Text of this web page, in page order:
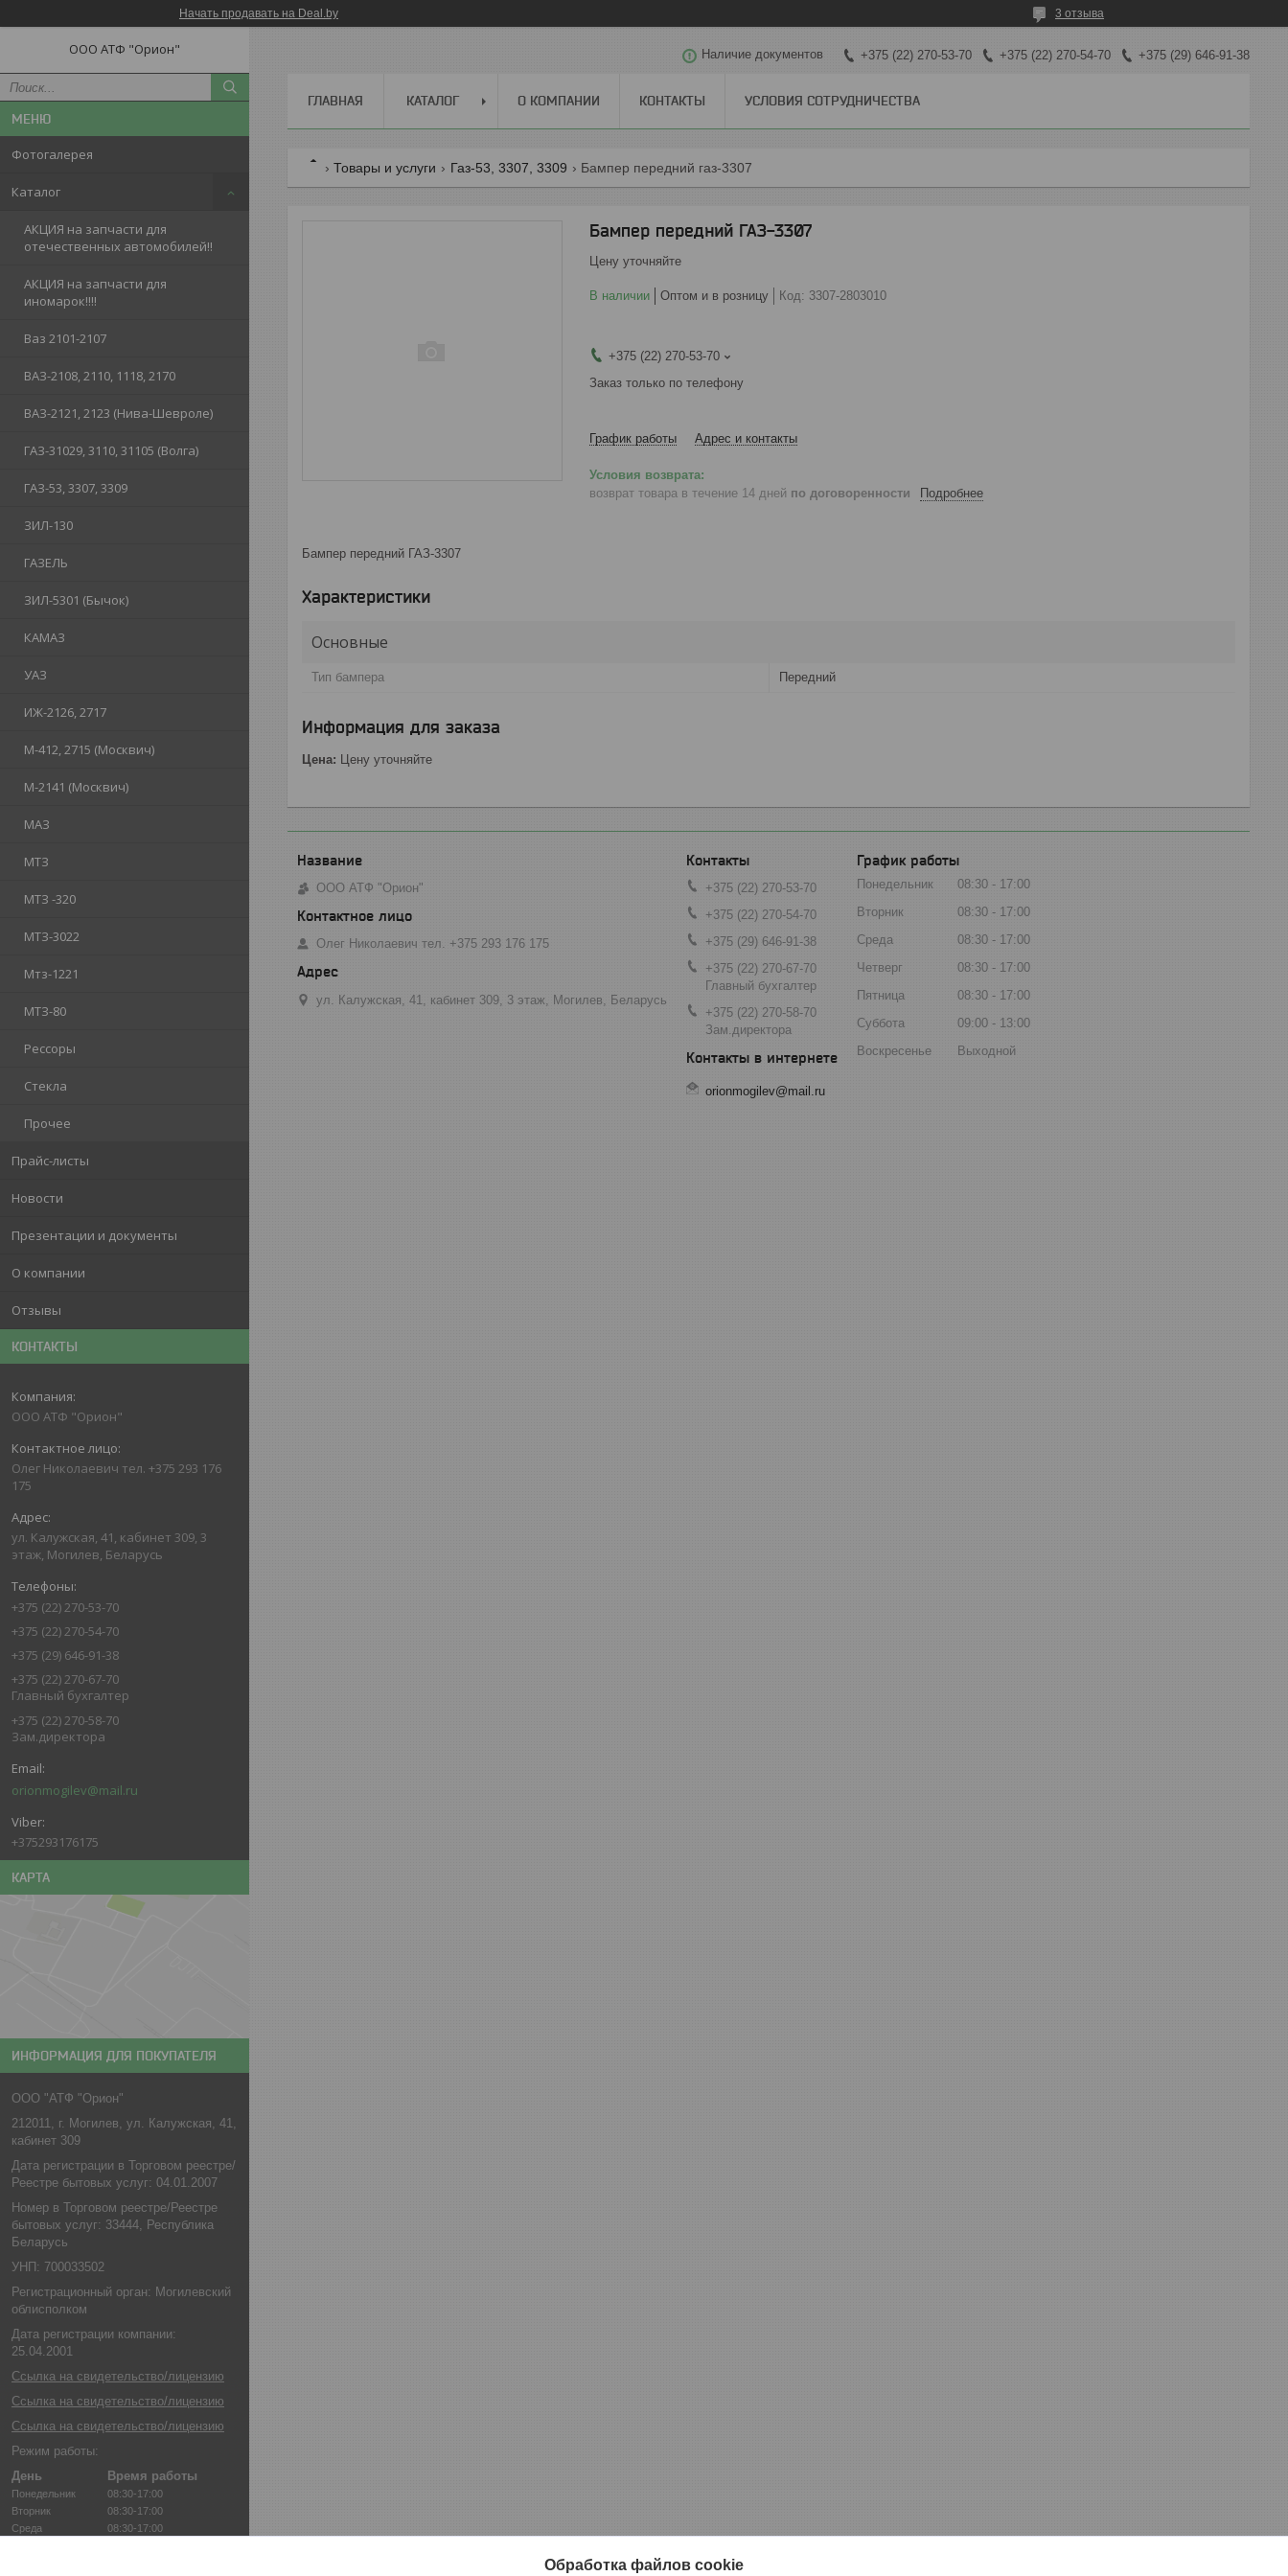
Начать продавать на Deal.by 3 отзыва
ООО АТФ "Орион"
Фотогалерея
Каталог
АКЦИЯ на запчасти для
отечественных автомобилей!!
АКЦИЯ на запчасти для
иномарок!!!!
Ваз 2101-2107
ВАЗ-2108, 2110, 1118, 2170
ВАЗ-2121, 2123 (Нива-Шевроле)
ГАЗ-31029, 3110, 31105 (Волга)
ГАЗ-53, 3307, 3309
ЗИЛ-130
ГАЗЕЛЬ
ЗИЛ-5301 (Бычок)
КАМАЗ
УАЗ
ИЖ-2126, 2717
М-412, 2715 (Москвич)
М-2141 (Москвич)
МАЗ
МТЗ
МТЗ -320
МТЗ-3022
Мтз-1221
МТЗ-80
Рессоры
Стекла
Прочее
Прайс-листы
Новости
Презентации и документы
О компании
Отзывы
КОНТАКТЫ
ООО АТФ "Орион"
Олег Николаевич тел. +375 293 176
175
ул. Калужская, 41, кабинет 309, 3
этаж, Могилев, Беларусь
+375 (22) 270-53-70
+375 (22) 270-54-70
+375 (29) 646-91-38
+375 (22) 270-67-70
Главный бухгалтер
+375 (22) 270-58-70
Зам.директора
orionmogilev@mail.ru
+375293176175
КАРТА
ИНФОРМАЦИЯ ДЛЯ ПОКУПАТЕЛЯ
ООО "АТФ "Орион"
212011, г. Могилев, ул. Калужская, 41,
кабинет 309
Дата регистрации в Торговом реестре/
Реестре бытовых услуг: 04.01.2007
Номер в Торговом реестре/Реестре
бытовых услуг: 33444, Республика
Беларусь
УНП: 700033502
Регистрационный орган: Могилевский
облисполком
Дата регистрации компании:
25.04.2001
Ссылка на свидетельство/лицензию
Ссылка на свидетельство/лицензию
Ссылка на свидетельство/лицензию
Режим работы:
День
Время работы
Понедельник
08:30-17:00
Вторник
08:30-17:00
Среда
08:30-17:00
Наличие документов +375 (22) 270-53-70 +375 (22) 270-54-70 +375 (29) 646-91-38
ГЛАВНАЯ КАТАЛОГ О КОМПАНИИ КОНТАКТЫ УСЛОВИЯ СОТРУДНИЧЕСТВА
Товары и услуги Газ-53, 3307, 3309 Бампер передний газ-3307
Бампер передний ГАЗ-3307
Цену уточняйте
В наличии Оптом и в розницу Код: 3307-2803010
+375 (22) 270-53-70
Заказ только по телефону
График работы Адрес и контакты
возврат товара в течение 14 дней по договоренности Подробнее
Бампер передний ГАЗ-3307
Характеристики
Основные
Тип бампера Передний
Информация для заказа
Цена: Цену уточняйте
ООО АТФ "Орион"
Олег Николаевич тел. +375 293 176 175
ул. Калужская, 41, кабинет 309, 3 этаж, Могилев, Беларусь
+375 (22) 270-53-70
+375 (22) 270-54-70
+375 (29) 646-91-38
+375 (22) 270-67-70
Главный бухгалтер
+375 (22) 270-58-70
Зам.директора
orionmogilev@mail.ru
График работы
Понедельник 08:30
17:00
Вторник
08:30
17:00
Среда
08:30
17:00
Четверг
08:30
17:00
Пятница
08:30
17:00
Суббота
09:00
13:00
Воскресенье
Выходной
Обработка файлов cookie